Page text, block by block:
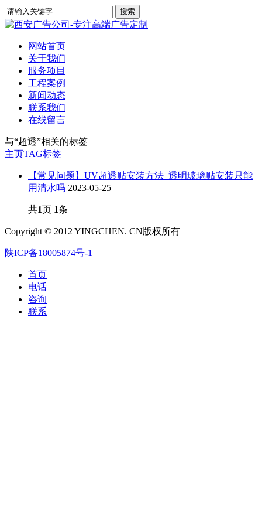
网站首页
关于我们
服务项目
工程案例
新闻动态
联系我们
在线留言
与“超透”相关的标签
主页TAG标签
【常见问题】UV超透贴安装方法_透明玻璃贴安装只能
用清水吗 2023-05-25
共1页 1条
Copyright © 2012 YINGCHEN. CN版权所有
陕ICP备18005874号-1
首页
电话
咨询
联系